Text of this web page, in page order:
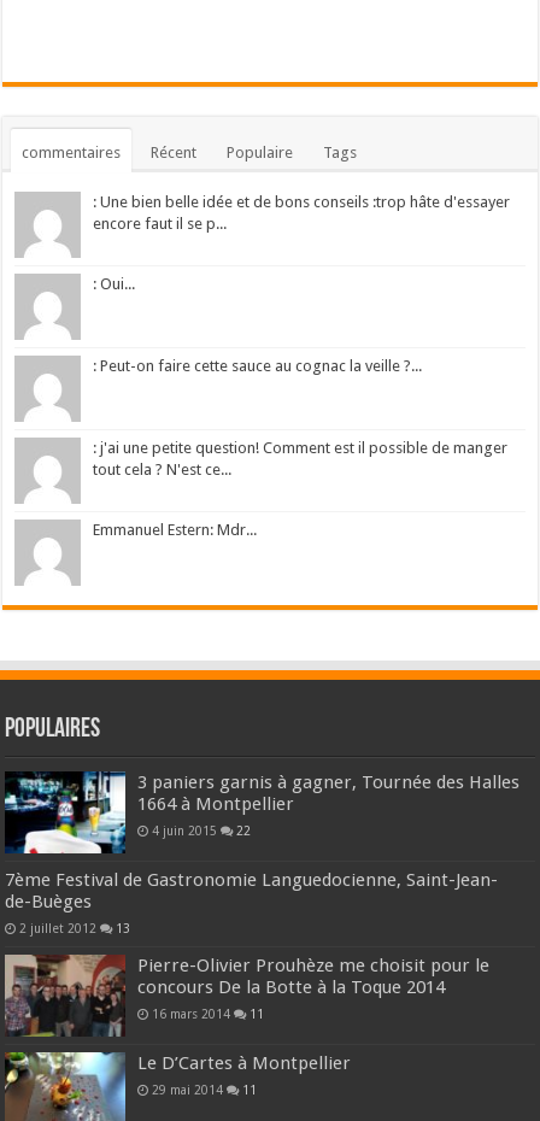
commentaires Récent Populaire Tags
: Une bien belle idée et de bons conseils :trop hâte d'essayer
encore faut il se p...
: Oui...
: Peut-on faire cette sauce au cognac la veille ?...
: j'ai une petite question! Comment est il possible de manger
tout cela ? N'est ce...
Emmanuel Estern: Mdr...
Populaires
3 paniers garnis à gagner, Tournée des Halles
1664 à Montpellier
4 juin 2015 22
7ème Festival de Gastronomie Languedocienne, Saint-Jean-
de-Buèges
2 juillet 2012 13
Pierre-Olivier Prouhèze me choisit pour le
concours De la Botte à la Toque 2014
16 mars 2014 11
Le D’Cartes à Montpellier
29 mai 2014 11